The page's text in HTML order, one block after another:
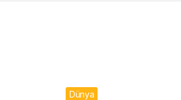
Dünya